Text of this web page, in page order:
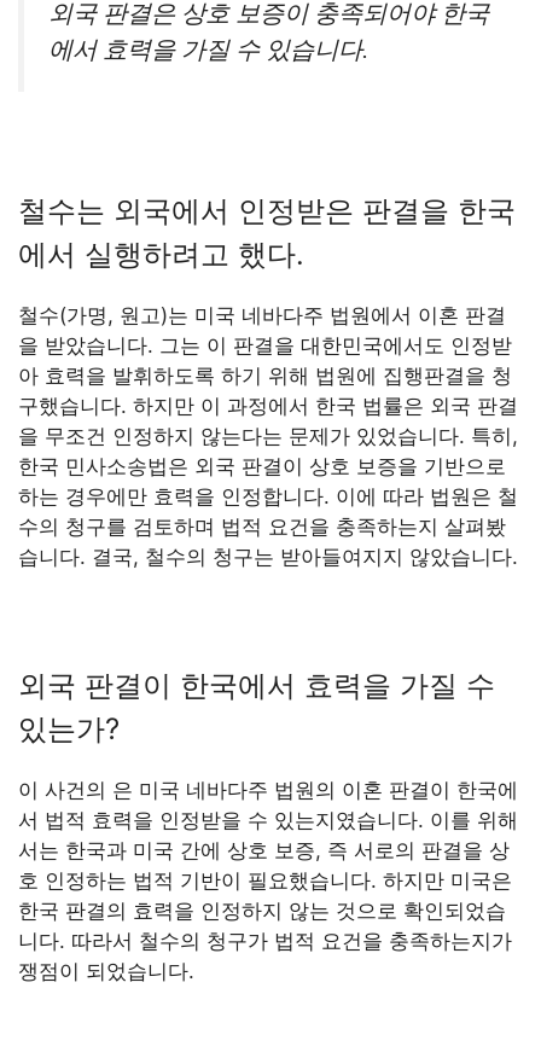
외국 판결은 상호 보증이 충족되어야 한국
에서 효력을 가질 수 있습니다.
철수는 외국에서 인정받은 판결을 한국
에서 실행하려고 했다.
철수(가명, 원고)는 미국 네바다주 법원에서 이혼 판결
을 받았습니다. 그는 이 판결을 대한민국에서도 인정받
아 효력을 발휘하도록 하기 위해 법원에 집행판결을 청
구했습니다. 하지만 이 과정에서 한국 법률은 외국 판결
을 무조건 인정하지 않는다는 문제가 있었습니다. 특히,
한국 민사소송법은 외국 판결이 상호 보증을 기반으로
하는 경우에만 효력을 인정합니다. 이에 따라 법원은 철
수의 청구를 검토하며 법적 요건을 충족하는지 살펴봤
습니다. 결국, 철수의 청구는 받아들여지지 않았습니다.
외국 판결이 한국에서 효력을 가질 수
있는가?
이 사건의 은 미국 네바다주 법원의 이혼 판결이 한국에
서 법적 효력을 인정받을 수 있는지였습니다. 이를 위해
서는 한국과 미국 간에 상호 보증, 즉 서로의 판결을 상
호 인정하는 법적 기반이 필요했습니다. 하지만 미국은
한국 판결의 효력을 인정하지 않는 것으로 확인되었습
니다. 따라서 철수의 청구가 법적 요건을 충족하는지가
쟁점이 되었습니다.